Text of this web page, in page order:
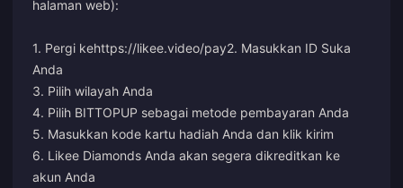
halaman web):
1. Pergi kehttps://likee.video/pay2. Masukkan ID Suka
Anda
3. Pilih wilayah Anda
4. Pilih BITTOPUP sebagai metode pembayaran Anda
5. Masukkan kode kartu hadiah Anda dan klik kirim
6. Likee Diamonds Anda akan segera dikreditkan ke
akun Anda